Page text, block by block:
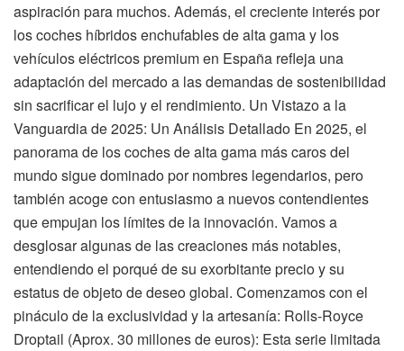
aspiración para muchos. Además, el creciente interés por
los coches híbridos enchufables de alta gama y los
vehículos eléctricos premium en España refleja una
adaptación del mercado a las demandas de sostenibilidad
sin sacrificar el lujo y el rendimiento. Un Vistazo a la
Vanguardia de 2025: Un Análisis Detallado En 2025, el
panorama de los coches de alta gama más caros del
mundo sigue dominado por nombres legendarios, pero
también acoge con entusiasmo a nuevos contendientes
que empujan los límites de la innovación. Vamos a
desglosar algunas de las creaciones más notables,
entendiendo el porqué de su exorbitante precio y su
estatus de objeto de deseo global. Comenzamos con el
pináculo de la exclusividad y la artesanía: Rolls-Royce
Droptail (Aprox. 30 millones de euros): Esta serie limitada